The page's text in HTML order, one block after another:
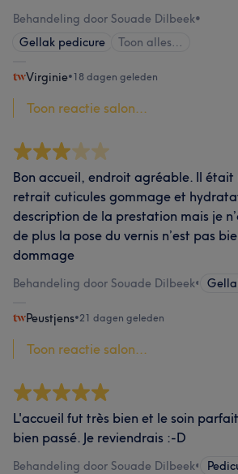
Behandeling door Souade Dilbeek•
Gellak pedicure
Toon alles…
Virginie•18 dagen geleden
Toon reactie salon...
Bon accueil, endroit agréable. Il
retrait cuticules gommage et
description de la prestation mais je
de plus la pose du vernis n’est pas
dommage
Behandeling door Souade Dilbeek•
Peustjens•21 dagen geleden
Toon reactie salon...
L'accueil fut très bien et le soin
bien passé. Je reviendrais :-D
Behandeling door Souade Dilbeek•